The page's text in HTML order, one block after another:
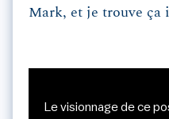
Mark, et je trouve ça
Le visionnage de ce